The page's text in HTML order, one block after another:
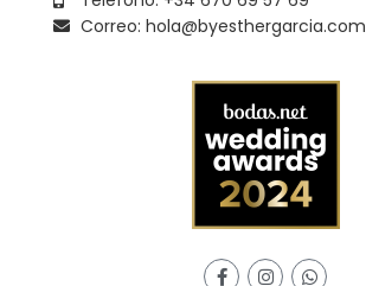
Correo: hola@byesthergarcia.com